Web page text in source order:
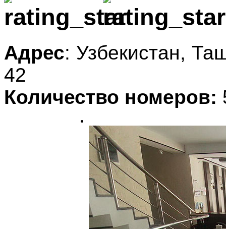
Адрес: Узбекистан,
42
Количество номеров: